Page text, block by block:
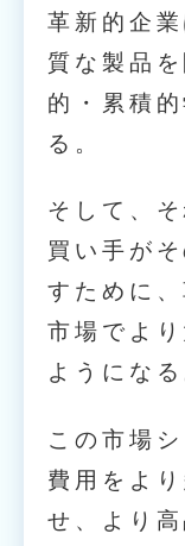
革新的企
質な製品
的・累積
る。
そして、
買い手が
すために
市場でよ
ようになる
この市場
費用をよ
せ、より